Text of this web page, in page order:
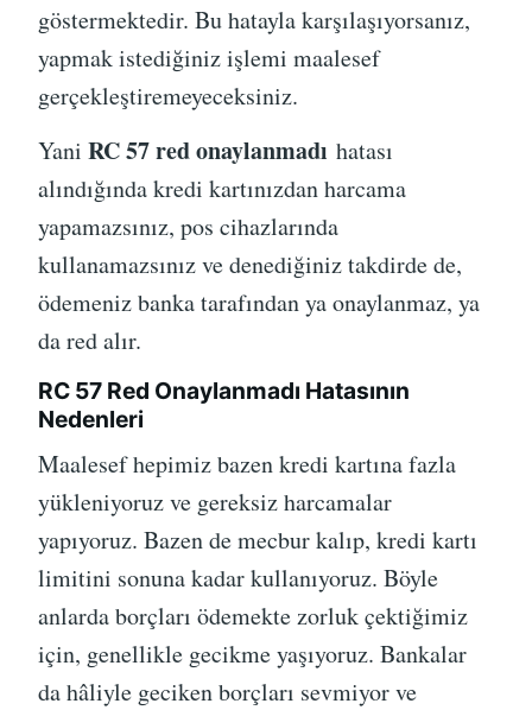
göstermektedir. Bu hatayla karşılaşıyorsanız,
yapmak istediğiniz işlemi maalesef
gerçekleştiremeyeceksiniz.
Yani RC 57 red onaylanmadı hatası
alındığında kredi kartınızdan harcama
yapamazsınız, pos cihazlarında
kullanamazsınız ve denediğiniz takdirde de,
ödemeniz banka tarafından ya onaylanmaz, ya
da red alır.
RC 57 Red Onaylanmadı Hatasının
Nedenleri
Maalesef hepimiz bazen kredi kartına fazla
yükleniyoruz ve gereksiz harcamalar
yapıyoruz. Bazen de mecbur kalıp, kredi kartı
limitini sonuna kadar kullanıyoruz. Böyle
anlarda borçları ödemekte zorluk çektiğimiz
için, genellikle gecikme yaşıyoruz. Bankalar
da hâliyle geciken borçları sevmiyor ve